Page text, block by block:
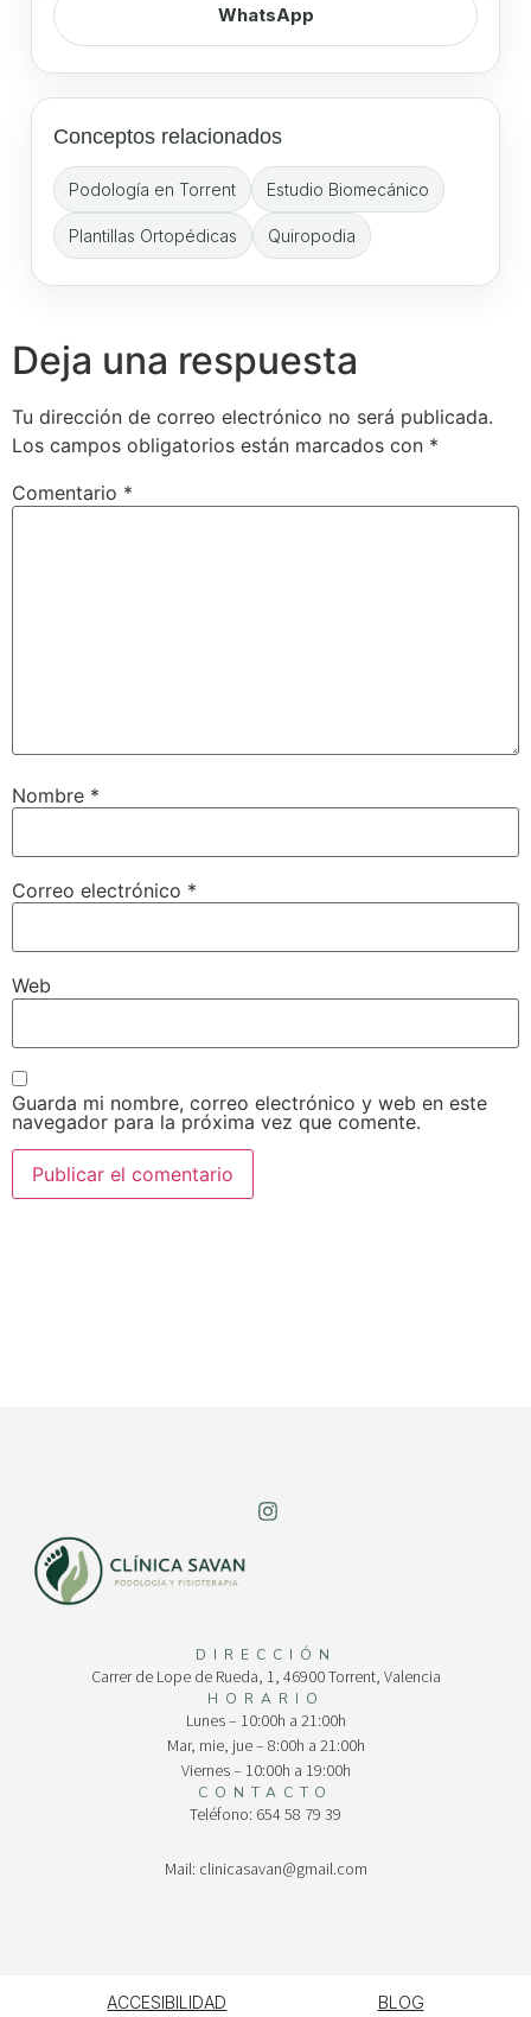
WhatsApp
Conceptos relacionados
Podología en Torrent Estudio Biomecánico
Plantillas Ortopédicas Quiropodia
Deja una respuesta
Tu dirección de correo electrónico no será publicada.
Los campos obligatorios están marcados con *
Comentario *
Nombre *
Correo electrónico *
Web
Guarda mi nombre, correo electrónico y web en este
navegador para la próxima vez que comente.
DIRECCIÓN
Carrer de Lope de Rueda, 1, 46900 Torrent, Valencia
HORARIO
Lunes – 10:00h a 21:00h
Mar, mie, jue – 8:00h a 21:00h
Viernes – 10:00h a 19:00h
CONTACTO
Teléfono: 654 58 79 39
Mail: clinicasavan@gmail.com
BLOG
ACCESIBILIDAD